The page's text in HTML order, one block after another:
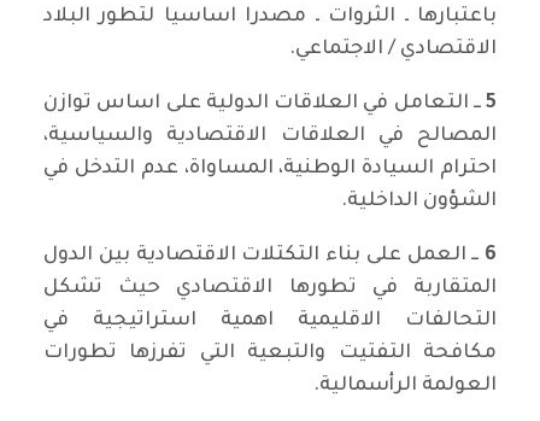
باعتبارها ـ الثروات ـ مصدرا اساسيا لتطور البلاد
الاقتصادي / الاجتماعي.
5 ــ التعامل في العلاقات الدولية على اساس توازن
المصالح في العلاقات الاقتصادية والسياسية،
احترام السيادة الوطنية، المساواة، عدم التدخل في
الشؤون الداخلية.
6 ــ العمل على بناء التكتلات الاقتصادية بين الدول
المتقاربة في تطورها الاقتصادي حيث تشكل
التحالفات الاقليمية اهمية استراتيجية في
مكافحة التفتيت والتبعية التي تفرزها تطورات
العولمة الرأسمالية.